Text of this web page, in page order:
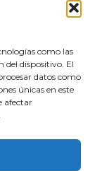
como las
del dispositivo. El
datos como
únicas en este
afectar
próxima